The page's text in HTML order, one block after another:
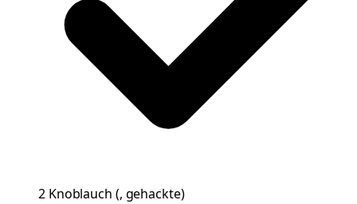
2 Knoblauch (, gehackte)